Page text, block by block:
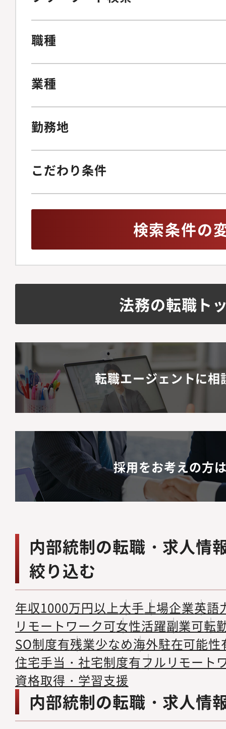
職種
業種
勤務地
こだわり条件
検索条件の
法務の転職ト
転職エージェントに相
採用をお考えの方
内部統制の転職・求人情
絞り込む
年収1000万円以上大手上場企業英語
リモートワーク可女性活躍副業可転
SO制度有残業少なめ海外駐在可能性
住宅手当・社宅制度有フルリモート
資格取得・学習支援
内部統制の転職・求人情